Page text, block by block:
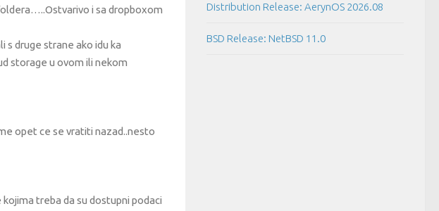
i sa dropboxom
s druge strane ako idu ka
storage u ovom ili nekom
opet ce se vratiti nazad..nesto
treba da su dostupni podaci
Distribution Release: AerynOS 2026.08
BSD Release: NetBSD 11.0